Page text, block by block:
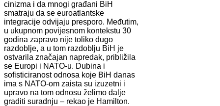
cinizma i da mnogi građani BiH
smatraju da se euroatlantske
integracije odvijaju presporo. Međutim,
u ukupnom povijesnom kontekstu 30
godina zapravo nije toliko dugo
razdoblje, a u tom razdoblju BiH je
ostvarila značajan napredak, približila
se Europi i NATO-u. Dubina i
sofisticiranost odnosa koje BiH danas
ima s NATO-om zaista su izuzetni i
upravo na tom odnosu želimo dalje
graditi suradnju – rekao je Hamilton.